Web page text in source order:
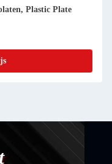
Plastic Plate